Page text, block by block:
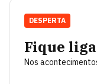
Fique
Nos
DESPERTA